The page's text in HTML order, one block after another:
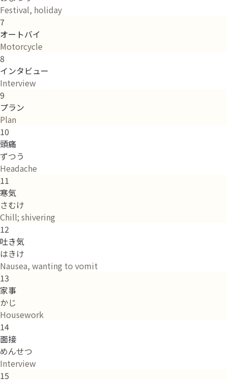
Festival, holiday
7
オートバイ
Motorcycle
8
インタビュー
Interview
9
プラン
Plan
10
頭痛
ずつう
Headache
11
寒気
さむけ
Chill; shivering
12
吐き気
はきけ
Nausea, wanting to vomit
13
家事
かじ
Housework
14
面接
めんせつ
Interview
15